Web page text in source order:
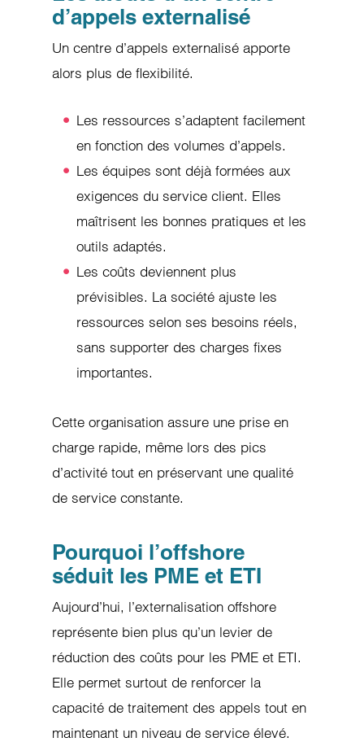
d’appels externalisé
Un centre d’appels externalisé apporte
alors plus de flexibilité.
Les ressources s’adaptent facilement
en fonction des volumes d’appels.
Les équipes sont déjà formées aux
exigences du service client. Elles
maîtrisent les bonnes pratiques et les
outils adaptés.
Les coûts deviennent plus
prévisibles. La société ajuste les
ressources selon ses besoins réels,
sans supporter des charges fixes
importantes.
Cette organisation assure une prise en
charge rapide, même lors des pics
d’activité tout en préservant une qualité
de service constante.
Pourquoi l’offshore
séduit les PME et ETI
Aujourd’hui, l’externalisation offshore
représente bien plus qu’un levier de
réduction des coûts pour les PME et ETI.
Elle permet surtout de renforcer la
capacité de traitement des appels tout en
maintenant un niveau de service élevé.